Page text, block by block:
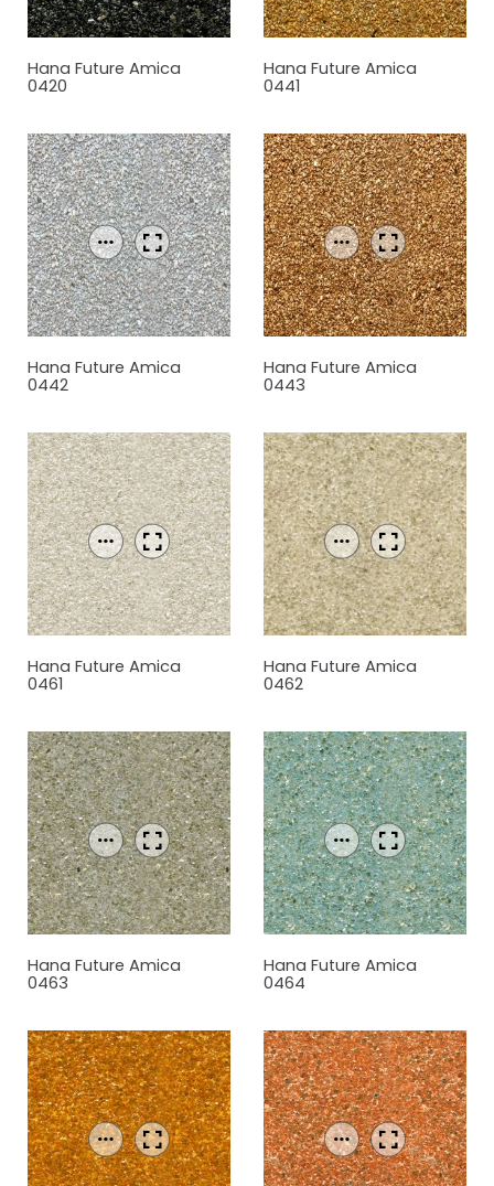
Hana Future Amica
0420
Hana Future Amica
0441
Hana Future Amica
0442
Hana Future Amica
0443
Hana Future Amica
0461
Hana Future Amica
0462
Hana Future Amica
0463
Hana Future Amica
0464